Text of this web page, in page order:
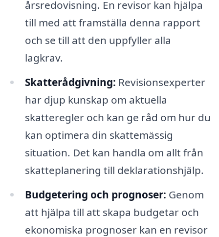
årsredovisning. En revisor kan hjälpa
till med att framställa denna rapport
och se till att den uppfyller alla
lagkrav.
Skatterådgivning: Revisionsexperter
har djup kunskap om aktuella
skatteregler och kan ge råd om hur du
kan optimera din skattemässig
situation. Det kan handla om allt från
skatteplanering till deklarationshjälp.
Budgetering och prognoser: Genom
att hjälpa till att skapa budgetar och
ekonomiska prognoser kan en revisor